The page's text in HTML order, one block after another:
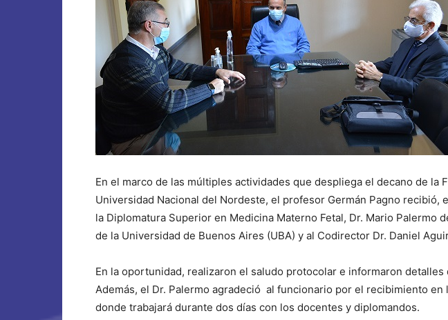
En el marco de las múltiples actividades que despliega el decano de la
Universidad Nacional del Nordeste, el profesor Germán Pagno recibió,
la Diplomatura Superior en Medicina Materno Fetal, Dr. Mario Palermo
de la Universidad de Buenos Aires (UBA) y al Codirector Dr. Daniel
En la oportunidad, realizaron el saludo protocolar e informaron detalles
Además, el Dr. Palermo agradeció al funcionario por el recibimiento en
donde trabajará durante dos días con los docentes y diplomandos.